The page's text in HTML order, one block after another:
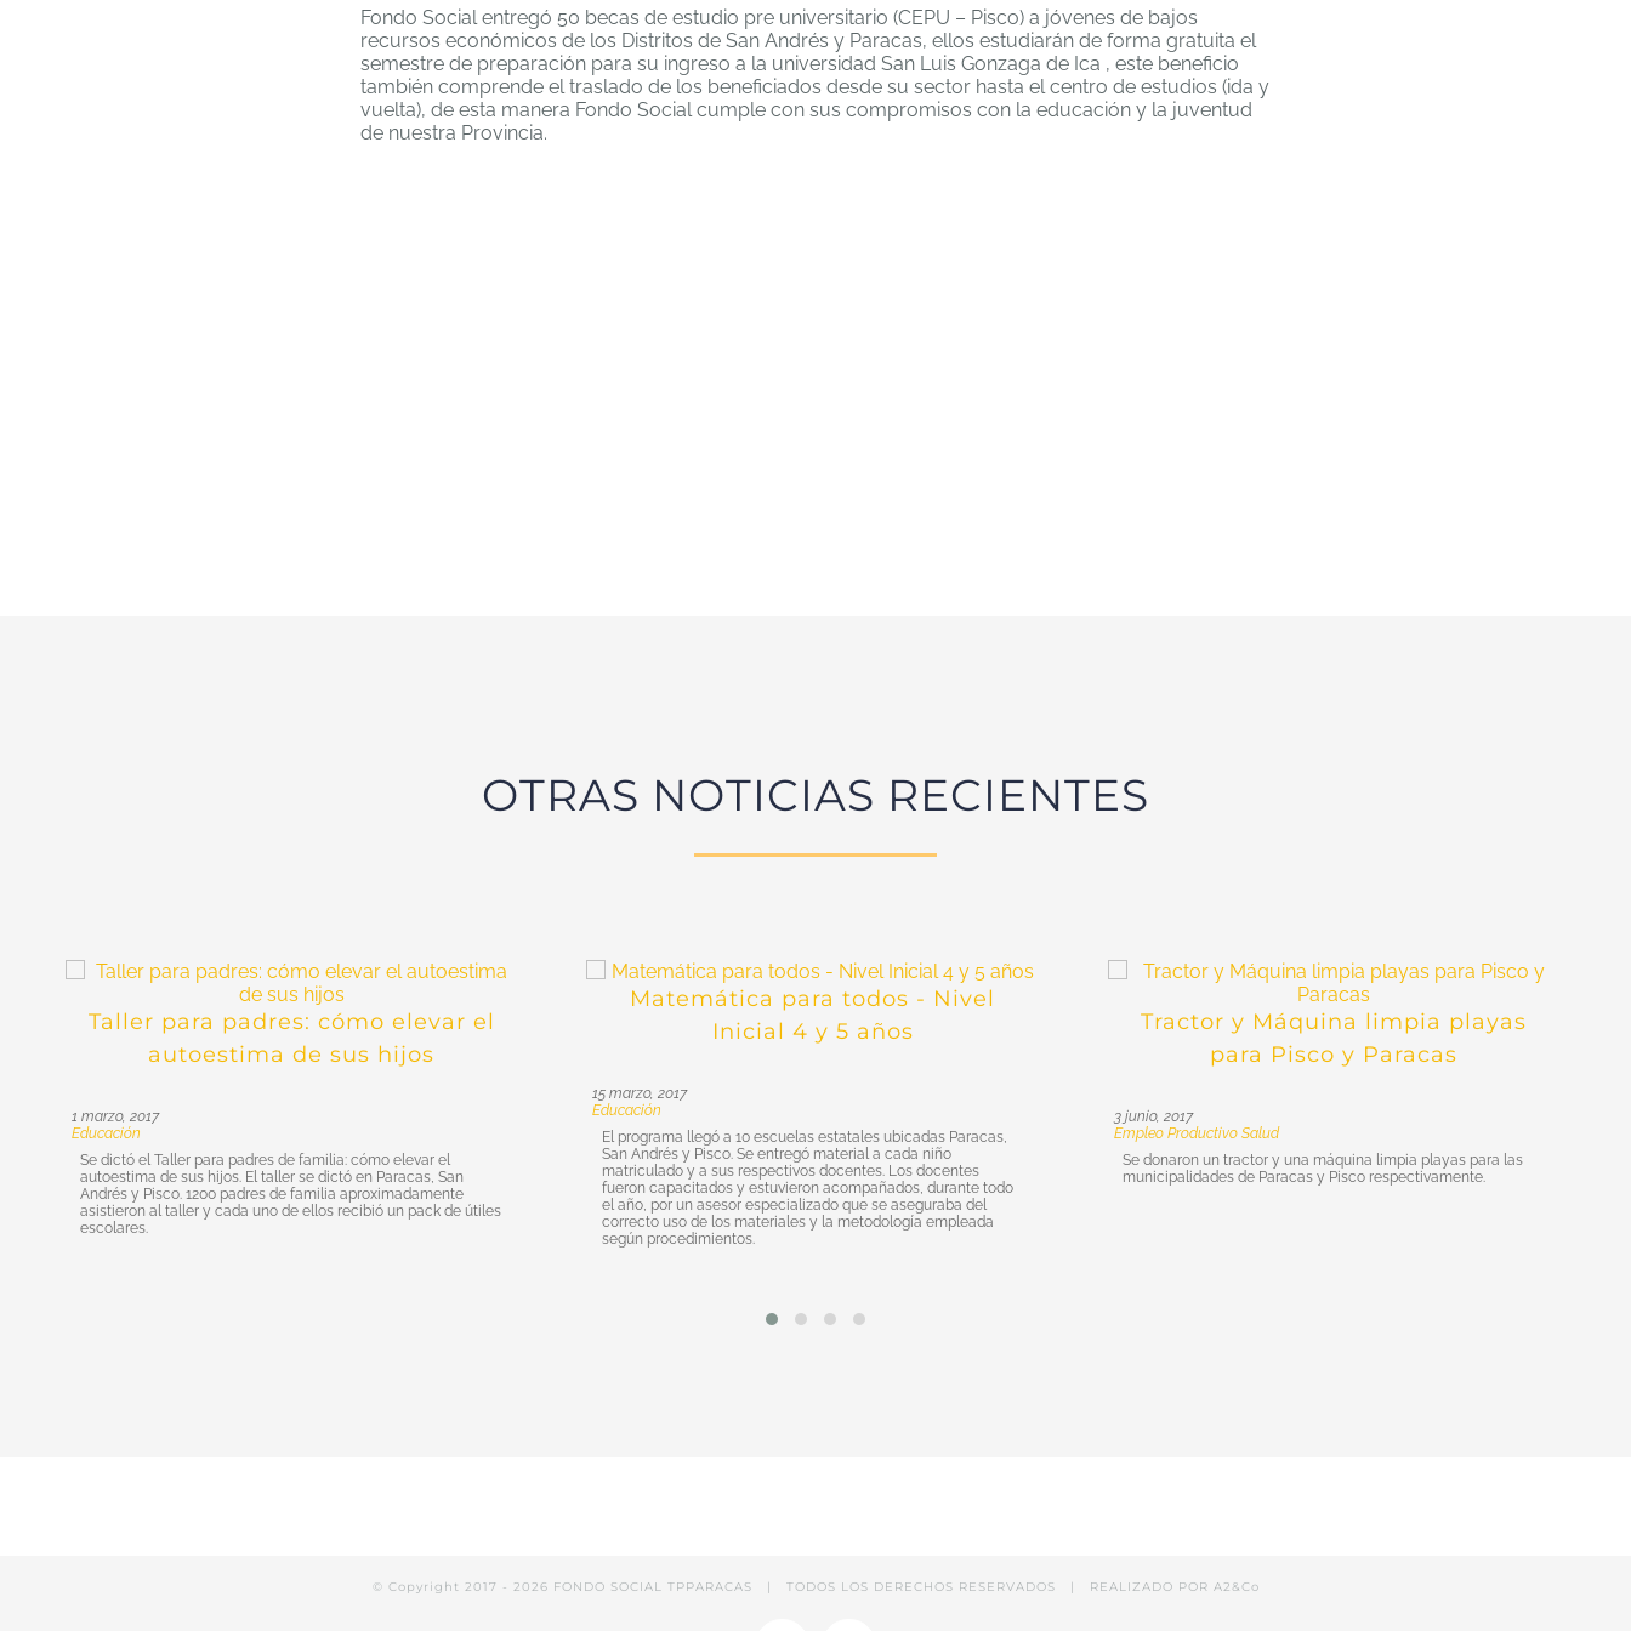
Fondo Social entregó 50 becas de estudio pre universitario (CEPU – Pisco) a jóvenes de bajos
recursos económicos de los Distritos de San Andrés y Paracas, ellos estudiarán de forma gratuita el
semestre de preparación para su ingreso a la universidad San Luis Gonzaga de Ica , este beneficio
también comprende el traslado de los beneficiados desde su sector hasta el centro de estudios (ida y
vuelta), de esta manera Fondo Social cumple con sus compromisos con la educación y la juventud
de nuestra Provincia.
OTRAS NOTICIAS RECIENTES
Taller para padres: cómo elevar el
autoestima de sus hijos
1 marzo, 2017
Educación
Se dictó el Taller para padres de familia: cómo elevar el
autoestima de sus hijos. El taller se dictó en Paracas, San
Andrés y Pisco. 1200 padres de familia aproximadamente
asistieron al taller y cada uno de ellos recibió un pack de útiles
escolares.
Matemática para todos - Nivel
Inicial 4 y 5 años
15 marzo, 2017
Educación
El programa llegó a 10 escuelas estatales ubicadas Paracas,
San Andrés y Pisco. Se entregó material a cada niño
matriculado y a sus respectivos docentes. Los docentes
fueron capacitados y estuvieron acompañados, durante todo
el año, por un asesor especializado que se aseguraba del
correcto uso de los materiales y la metodología empleada
según procedimientos.
Tractor y Máquina limpia playas
para Pisco y Paracas
3 junio, 2017
Empleo Productivo Salud
Se donaron un tractor y una máquina limpia playas para las
municipalidades de Paracas y Pisco respectivamente.
© Copyright 2017 - 2026 FONDO SOCIAL TPPARACAS | TODOS LOS DERECHOS RESERVADOS | REALIZADO POR A2&Co